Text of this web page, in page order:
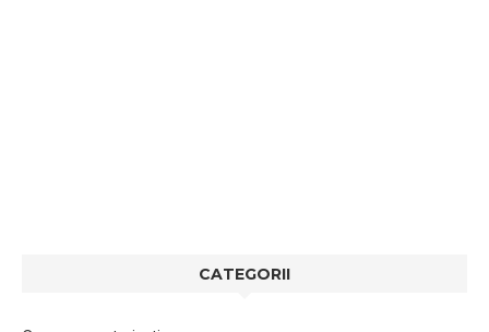
CATEGORII